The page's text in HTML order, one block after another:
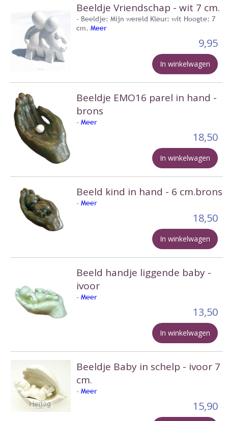
Beeldje Vriendschap - wit 7 cm.
- Beeldje: Mijn wereld Kleur: wit Hoogte: 7
cm. Meer
9,95
In winkelwagen
Beeldje EMO16 parel in hand -
brons
- Meer
18,50
In winkelwagen
Beeld kind in hand - 6 cm.brons
- Meer
18,50
In winkelwagen
Beeld handje liggende baby -
ivoor
- Meer
13,50
In winkelwagen
Beeldje Baby in schelp - ivoor 7
cm.
- Meer
15,90